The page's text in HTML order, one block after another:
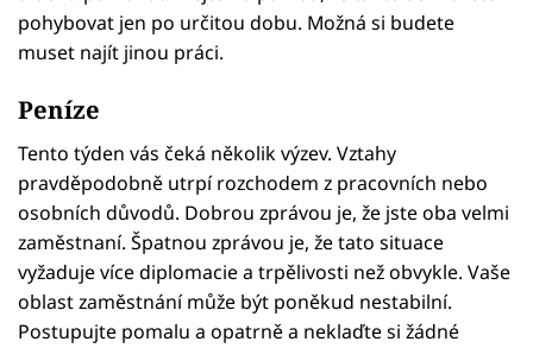
pohybovat jen po určitou dobu. Možná si budete
muset najít jinou práci.
Peníze
Tento týden vás čeká několik výzev. Vztahy
pravděpodobně utrpí rozchodem z pracovních nebo
osobních důvodů. Dobrou zprávou je, že jste oba velmi
zaměstnaní. Špatnou zprávou je, že tato situace
vyžaduje více diplomacie a trpělivosti než obvykle. Vaše
oblast zaměstnání může být poněkud nestabilní.
Postupujte pomalu a opatrně a neklaďte si žádné